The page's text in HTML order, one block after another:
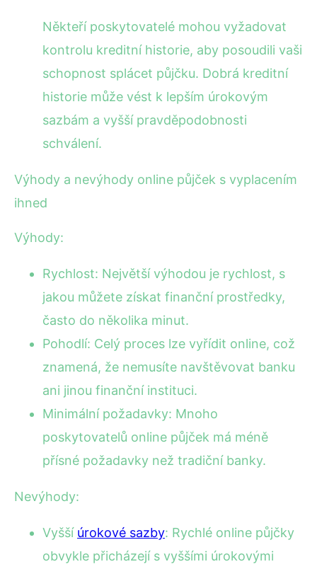
Někteří poskytovatelé mohou vyžadovat
kontrolu kreditní historie, aby posoudili vaši
schopnost splácet půjčku. Dobrá kreditní
historie může vést k lepším úrokovým
sazbám a vyšší pravděpodobnosti
schválení.
Výhody a nevýhody online půjček s vyplacením
ihned
Výhody:
Rychlost: Největší výhodou je rychlost, s
jakou můžete získat finanční prostředky,
často do několika minut.
Pohodlí: Celý proces lze vyřídit online, což
znamená, že nemusíte navštěvovat banku
ani jinou finanční instituci.
Minimální požadavky: Mnoho
poskytovatelů online půjček má méně
přísné požadavky než tradiční banky.
Nevýhody:
Vyšší úrokové sazby: Rychlé online půjčky
obvykle přicházejí s vyššími úrokovými